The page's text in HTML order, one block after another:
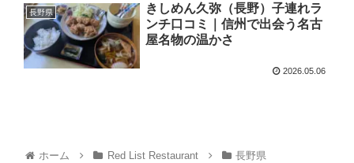
長野県
きしめん久弥（長野）子連れラ
ンチ口コミ｜信州で出会う名古
屋名物の温かさ
2026.05.06
ホーム Red List Restaurant 長野県